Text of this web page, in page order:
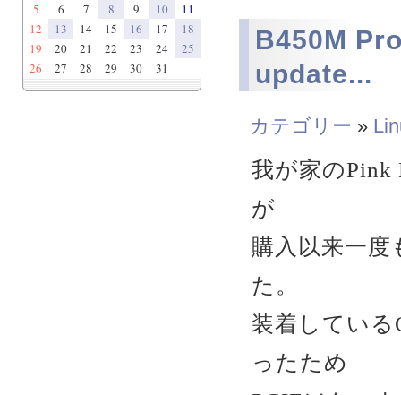
B450M
update...
カテゴリー »
我が家のPink
が
購入以来一
た。
装着してい
ったため
5
6 7 8 9 10
11
12
13 14 15 16 17
18
19
20 21 22 23 24
25
26
27 28 29 30 31